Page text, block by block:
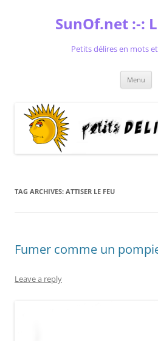
SunOf.net :-:
Petits délires en mots
Menu
TAG ARCHIVES: ATTISER LE FEU
Fumer comme un
Leave a reply